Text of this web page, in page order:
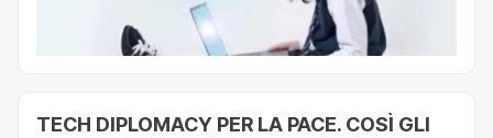
TECH DIPLOMACY PER LA PACE. COSÌ GLI